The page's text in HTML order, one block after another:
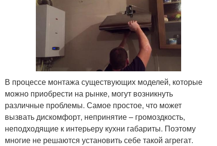
В процессе монтажа существующих моделей, которые
можно приобрести на рынке, могут возникнуть
различные проблемы. Самое простое, что может
вызвать дискомфорт, непринятие – громоздкость,
неподходящие к интерьеру кухни габариты. Поэтому
многие не решаются установить себе такой агрегат.